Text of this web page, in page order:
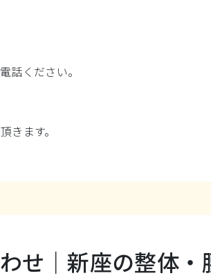
話ください。
きます。
せ｜新座の整体・